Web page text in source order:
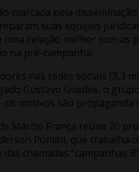
marcada pela
suas equipes
uma relação melhor com
na pré-campanha.
nas redes sociais (3,3
Gustavo Guedes, o
os motivos são
Márcio França reúne 20
Pomini, que trabalha
das chamadas